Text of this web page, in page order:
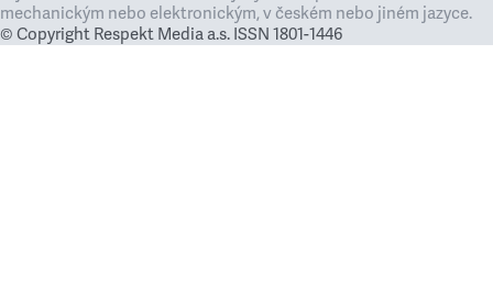
mechanickým nebo elektronickým, v českém nebo jiném jazyce.
© Copyright Respekt Media a.s. ISSN 1801-1446